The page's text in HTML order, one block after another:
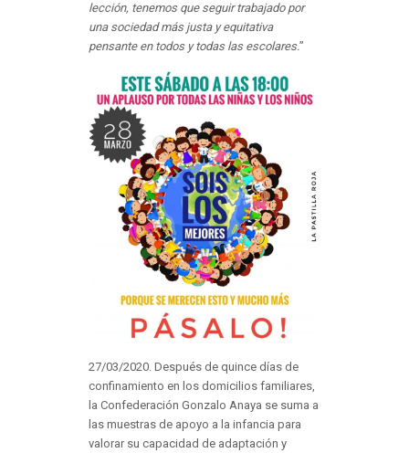
lección, tenemos que seguir trabajado por
una sociedad más justa y equitativa
pensante en todos y todas las escolares.”
27/03/2020. Después de quince días de
confinamiento en los domicilios familiares,
la Confederación Gonzalo Anaya se suma a
las muestras de apoyo a la infancia para
valorar su capacidad de adaptación y